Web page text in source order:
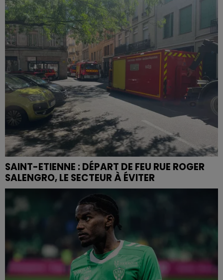
SAINT-ETIENNE : DÉPART DE FEU RUE ROGER
SALENGRO, LE SECTEUR À ÉVITER